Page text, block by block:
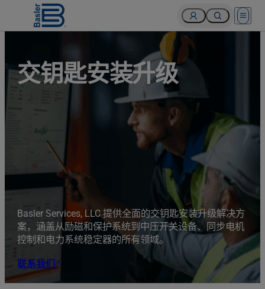
Open
交钥匙安装升级
Basler Services, LLC 提供全面的交钥匙安装升级解决方
案，涵盖从励磁和保护系统到中压开关设备、同步电机
控制和电力系统稳定器的所有领域。
联系我们